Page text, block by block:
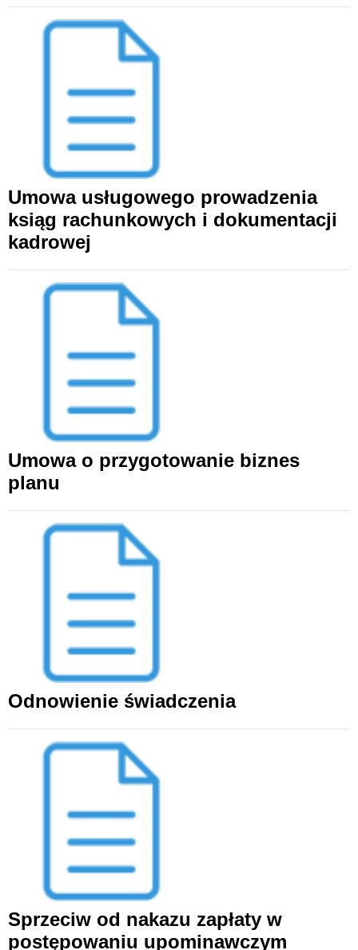
Umowa usługowego prowadzenia
ksiąg rachunkowych i dokumentacji
kadrowej
Umowa o przygotowanie biznes
planu
Odnowienie świadczenia
Sprzeciw od nakazu zapłaty w
postępowaniu upominawczym